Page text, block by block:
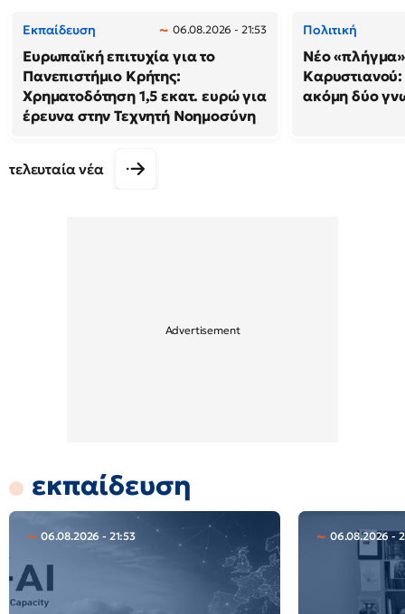
Εκπαίδευση 06.08.2026 - 21:53
Ευρωπαϊκή επιτυχία για το
Πανεπιστήμιο Κρήτης:
Χρηματοδότηση 1,5 εκατ. ευρώ για
έρευνα στην Τεχνητή Νοημοσύνη
Πολιτική
Νέο
ακόμη δύο
τελευταία νέα
εκπαίδευση
06.08.2026 - 21:53 06.08.2026 -